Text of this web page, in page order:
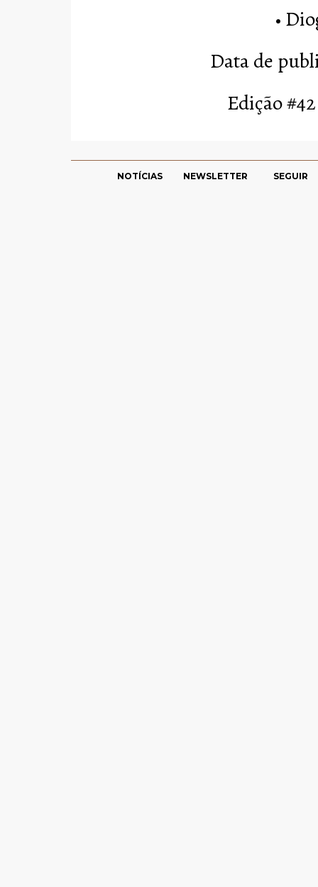
•
Data de
Edição
NOTÍCIAS NEWSLETTER SEGUIR